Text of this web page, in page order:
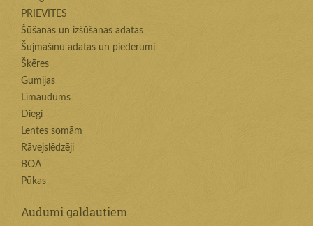
PRIEVĪTES
Šūšanas un izšūšanas adatas
Šujmašīnu adatas un piederumi
Šķēres
Gumijas
Līmaudums
Diegi
Lentes somām
Rāvejslēdzēji
BOA
Pūkas
Audumi galdautiem